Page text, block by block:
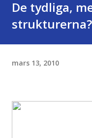
De tydliga,
strukturerna?
mars 13, 2010